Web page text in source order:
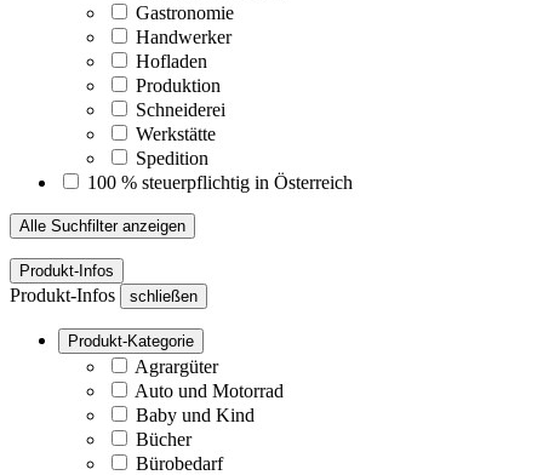
Gastronomie
Handwerker
Hofladen
Produktion
Schneiderei
Werkstätte
Spedition
100 % steuerpflichtig in Österreich
Alle Suchfilter anzeigen
Produkt-Infos
Produkt-Infos schließen
Produkt-Kategorie
Agrargüter
Auto und Motorrad
Baby und Kind
Bücher
Bürobedarf